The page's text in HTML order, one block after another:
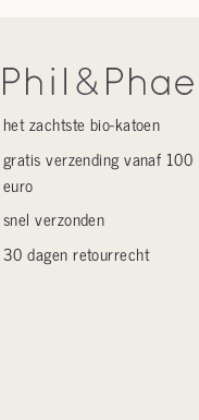
het zachtste bio-katoen
gratis verzending vanaf 100
euro
snel verzonden
30 dagen retourrecht